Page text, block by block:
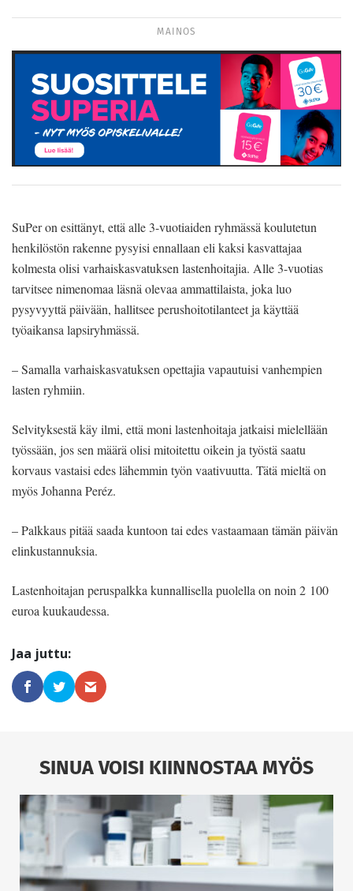
MAINOS
SuPer on esittänyt, että alle 3-vuotiaiden ryhmässä koulutetun
henkilöstön rakenne pysyisi ennallaan eli kaksi kasvattajaa
kolmesta olisi varhaiskasvatuksen lastenhoitajia. Alle 3-vuotias
tarvitsee nimenomaa läsnä olevaa ammattilaista, joka luo
pysyvyyttä päivään, hallitsee perushoitotilanteet ja käyttää
työaikansa lapsiryhmässä.
– Samalla varhaiskasvatuksen opettajia vapautuisi vanhempien
lasten ryhmiin.
Selvityksestä käy ilmi, että moni lastenhoitaja jatkaisi mielellään
työssään, jos sen määrä olisi mitoitettu oikein ja työstä saatu
korvaus vastaisi edes lähemmin työn vaativuutta. Tätä mieltä on
myös Johanna Peréz.
– Palkkaus pitää saada kuntoon tai edes vastaamaan tämän päivän
elinkustannuksia.
Lastenhoitajan peruspalkka kunnallisella puolella on noin 2 100
euroa kuukaudessa.
SINUA VOISI KIINNOSTAA MYÖS